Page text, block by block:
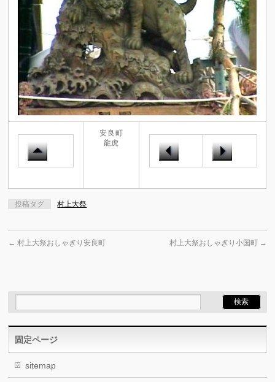
安良町
龍虎
投稿タグ 村上大祭
← 村上大祭おしゃぎり安良町 村上大祭おしゃぎり小国町 →
固定ページ
sitemap